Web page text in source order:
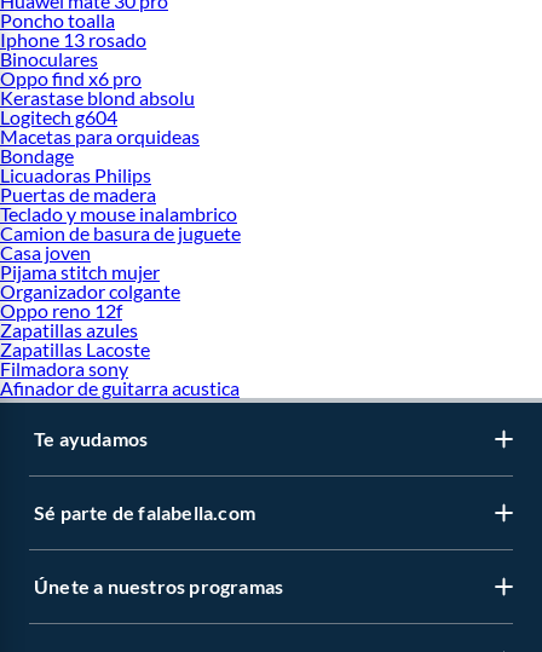
Poncho toalla
Iphone 13 rosado
Binoculares
Oppo find x6 pro
Kerastase blond absolu
Logitech g604
Macetas para orquideas
Bondage
Licuadoras Philips
Puertas de madera
Teclado y mouse inalambrico
Camion de basura de juguete
Casa joven
Pijama stitch mujer
Organizador colgante
Oppo reno 12f
Zapatillas azules
Zapatillas Lacoste
Filmadora sony
Afinador de guitarra acustica
Te ayudamos
Sé parte de falabella.com
Únete a nuestros programas